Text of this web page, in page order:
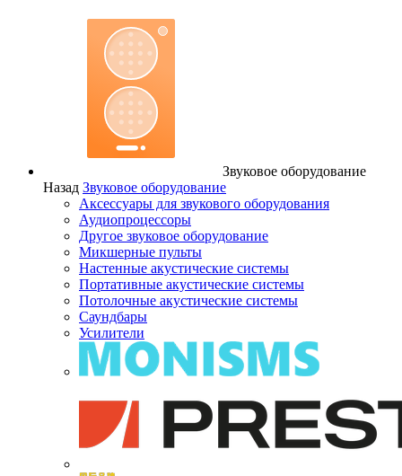
Звуковое оборудование
Назад Звуковое оборудование
Аксессуары для звукового оборудования
Аудиопроцессоры
Другое звуковое оборудование
Микшерные пульты
Настенные акустические системы
Портативные акустические системы
Потолочные акустические системы
Саундбары
Усилители